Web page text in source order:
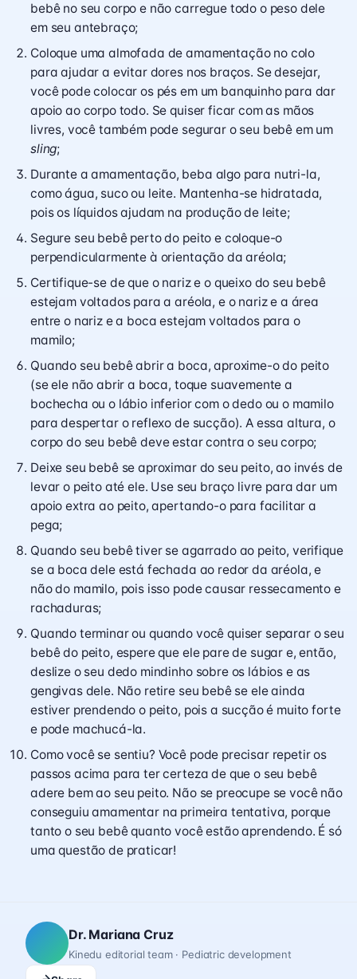
bebê no seu corpo e não carregue todo o peso dele
em seu antebraço;
Coloque uma almofada de amamentação no colo
para ajudar a evitar dores nos braços. Se desejar,
você pode colocar os pés em um banquinho para dar
apoio ao corpo todo. Se quiser ficar com as mãos
livres, você também pode segurar o seu bebê em um
sling;
Durante a amamentação, beba algo para nutri-la,
como água, suco ou leite. Mantenha-se hidratada,
pois os líquidos ajudam na produção de leite;
Segure seu bebê perto do peito e coloque-o
perpendicularmente à orientação da aréola;
Certifique-se de que o nariz e o queixo do seu bebê
estejam voltados para a aréola, e o nariz e a área
entre o nariz e a boca estejam voltados para o
mamilo;
Quando seu bebê abrir a boca, aproxime-o do peito
(se ele não abrir a boca, toque suavemente a
bochecha ou o lábio inferior com o dedo ou o mamilo
para despertar o reflexo de sucção). A essa altura, o
corpo do seu bebê deve estar contra o seu corpo;
Deixe seu bebê se aproximar do seu peito, ao invés de
levar o peito até ele. Use seu braço livre para dar um
apoio extra ao peito, apertando-o para facilitar a
pega;
Quando seu bebê tiver se agarrado ao peito, verifique
se a boca dele está fechada ao redor da aréola, e
não do mamilo, pois isso pode causar ressecamento e
rachaduras;
Quando terminar ou quando você quiser separar o seu
bebê do peito, espere que ele pare de sugar e, então,
deslize o seu dedo mindinho sobre os lábios e as
gengivas dele. Não retire seu bebê se ele ainda
estiver prendendo o peito, pois a sucção é muito forte
e pode machucá-la.
Como você se sentiu? Você pode precisar repetir os
passos acima para ter certeza de que o seu bebê
adere bem ao seu peito. Não se preocupe se você não
conseguiu amamentar na primeira tentativa, porque
tanto o seu bebê quanto você estão aprendendo. É só
uma questão de praticar!
Dr. Mariana Cruz
Kinedu editorial team · Pediatric development